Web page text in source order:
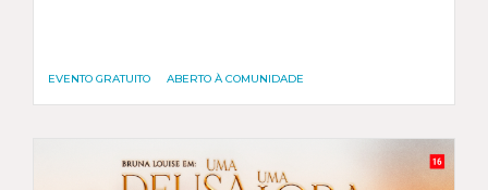
EVENTO GRATUITO ABERTO À COMUNIDADE